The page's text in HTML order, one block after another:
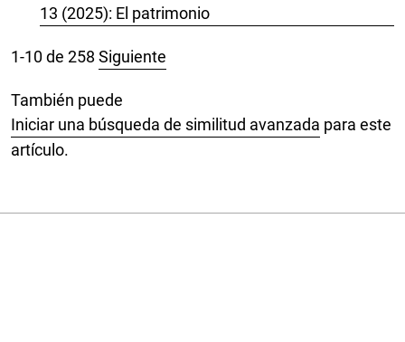
13 (2025): El patrimonio
1-10 de 258 Siguiente
También puede
Iniciar una búsqueda de similitud avanzada para este
artículo.